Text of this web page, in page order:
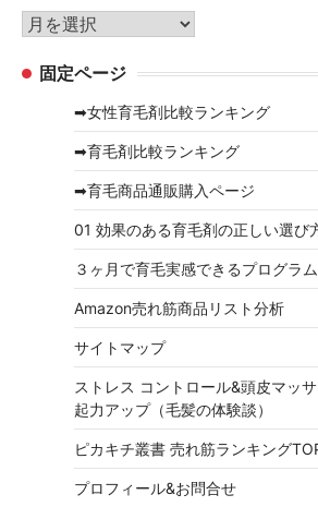
リ
ー
ア
カ 固定ページ
➡女性育毛剤比較ランキング
➡育毛剤比較ランキング
➡育毛商品通販購入ページ
01 効果のある育毛剤の正しい選び
３ヶ月で育毛実感できるプログラ
Amazon売れ筋商品リスト分析
サイトマップ
ストレス コントロール&頭皮マッ
起力アップ（毛髪の体験談）
ピカキチ叢書 売れ筋ランキング
プロフィール&お問合せ